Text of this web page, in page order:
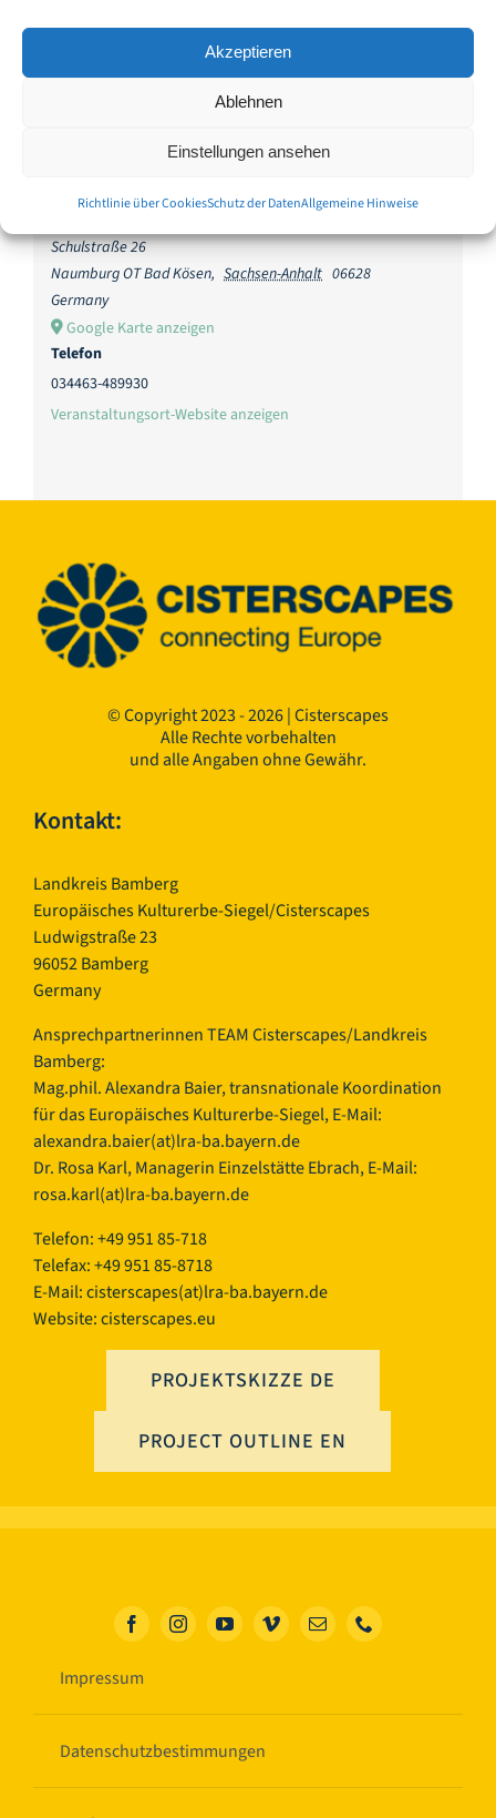
Akzeptieren
Ablehnen
Einstellungen ansehen
Richtlinie über CookiesSchutz der DatenAllgemeine Hinweise
Veranstaltungsort
Schulstraße 26
Naumburg OT Bad Kösen, Sachsen-Anhalt 06628
Germany
Google Karte anzeigen
Telefon
034463-489930
Veranstaltungsort-Website anzeigen
© Copyright 2023 - 2026 | Cisterscapes
Alle Rechte vorbehalten
und alle Angaben ohne Gewähr.
Kontakt:
Landkreis Bamberg
Europäisches Kulturerbe-Siegel/Cisterscapes
Ludwigstraße 23
96052 Bamberg
Germany
Ansprechpartnerinnen TEAM Cisterscapes/Landkreis
Bamberg:
Mag.phil. Alexandra Baier, transnationale Koordination
für das Europäisches Kulturerbe-Siegel, E-Mail:
alexandra.baier(at)lra-ba.bayern.de
Dr. Rosa Karl, Managerin Einzelstätte Ebrach, E-Mail:
rosa.karl(at)lra-ba.bayern.de
Telefon: +49 951 85-718
Telefax: +49 951 85-8718
E-Mail:cisterscapes(at)lra-ba.bayern.de
Website: cisterscapes.eu
PROJEKTSKIZZE DE
PROJECT OUTLINE EN
Impressum
Datenschutzbestimmungen